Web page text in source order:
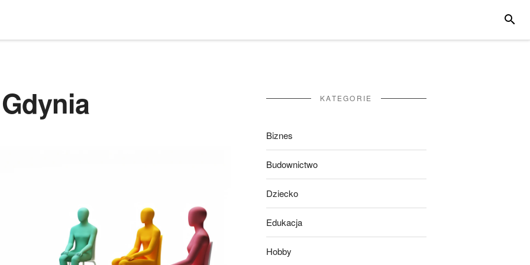
KATEGORIE
Biznes
Budownictwo
Dziecko
Edukacja
Hobby